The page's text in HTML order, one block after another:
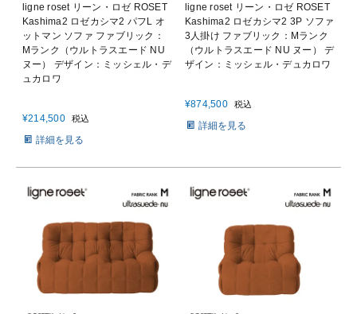
ligne roset リーン・ロゼ ROSET
Kashima2 ロゼカシマ2 パフL オ
ットマン ソファ ファブリック：
Mランク（ウルトラスエード NU
ヌー） デザイン：ミッシェル・デ
ュカロワ
¥214,500 税込
詳細を見る
ligne roset リーン・ロゼ ROSET
Kashima2 ロゼカシマ2 3P ソファ
3人掛け ファブリック：Mランク
（ウルトラスエード NU ヌー） デ
ザイン：ミッシェル・デュカロワ
¥874,500 税込
詳細を見る